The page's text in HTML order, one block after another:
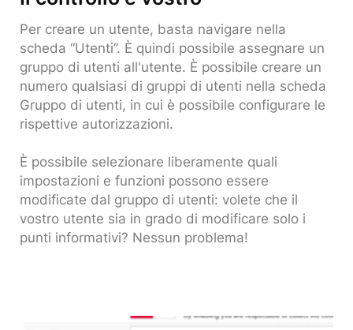
Per creare un utente, basta navigare nella
scheda “Utenti”. È quindi possibile assegnare un
gruppo di utenti all'utente. È possibile creare un
numero qualsiasi di gruppi di utenti nella scheda
Gruppo di utenti, in cui è possibile configurare le
rispettive autorizzazioni.
È possibile selezionare liberamente quali
impostazioni e funzioni possono essere
modificate dal gruppo di utenti: volete che il
vostro utente sia in grado di modificare solo i
punti informativi? Nessun problema!